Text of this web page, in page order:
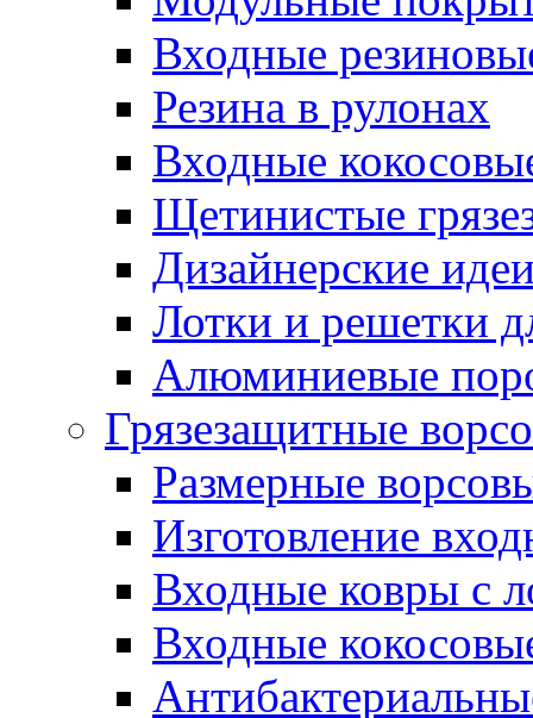
Входные
Резина в рулонах
Входные
Щетинистые
Дизайнерские
Лотки и решетки
Алюминиевые
Грязезащитные
Размерные
Изготовление
Входные ковры с
Входные